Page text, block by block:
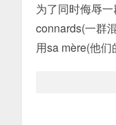
为了同时侮辱
connards(一群
用sa mère(他